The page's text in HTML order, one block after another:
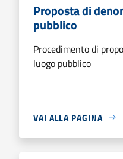
Proposta di
pubblico
Procedimento di
luogo pubblico
VAI ALLA PAGINA